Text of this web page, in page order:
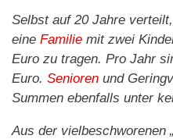
Selbst auf 20 Jahre
eine Familie mit zwei
Euro zu tragen. Pro Jahr
Euro. Senioren und
Summen ebenfalls unter
Aus der vielbeschworenen